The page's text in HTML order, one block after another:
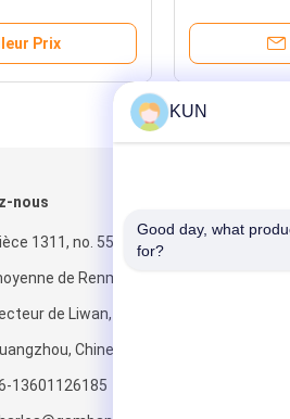
Prix
nous
1311, no. 555, route
de Renmin,
de Liwan,
Chine
13601126185
KUN
Good day, what
for?